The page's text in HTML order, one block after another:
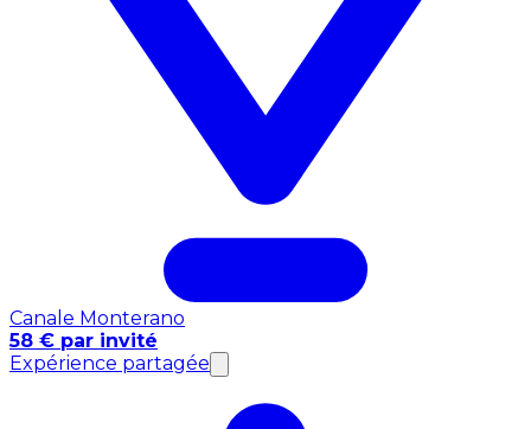
Canale Monterano
58 € par invité
Expérience partagée